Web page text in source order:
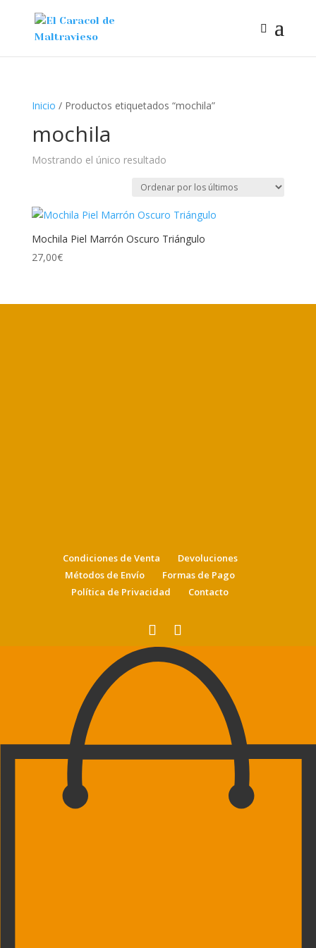
Inicio / Productos etiquetados “mochila”
mochila
Mostrando el único resultado
Mochila Piel Marrón Oscuro Triángulo
27,00€
Condiciones de Venta
Devoluciones
Métodos de Envío
Formas de Pago
Política de Privacidad
Contacto